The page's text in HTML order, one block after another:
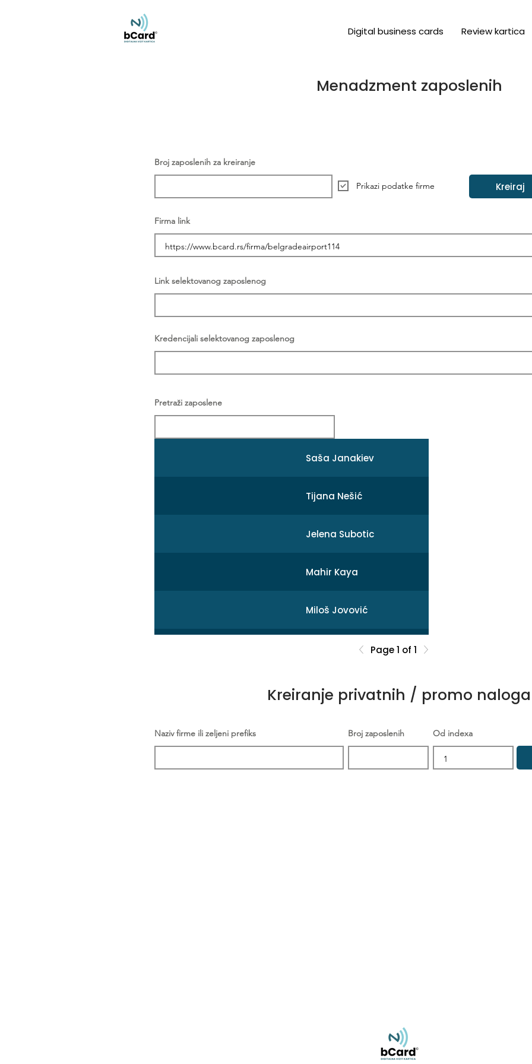
Digital business cards Review kartica
Menadzment zaposlenih
Broj zaposlenih za kreiranje
Prikazi podatke firme Kreiraj
Firma link
Link selektovanog zaposlenog
Kredencijali selektovanog zaposlenog
Pretraži zaposlene
Saša Janakiev
Tijana Nešić
Jelena Subotic
Mahir Kaya
Miloš Jovović
Sonja Broćeta
Page 1 of 1
Kreiranje privatnih / promo naloga
Naziv firme ili zeljeni prefiks Broj zaposlenih Od indexa